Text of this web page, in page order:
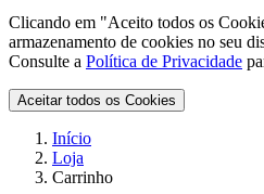
Clicando em "Aceito todos os
armazenamento de cookies no seu
Consulte a Política de Privacidade
Aceitar todos os Cookies
Início
Loja
Carrinho